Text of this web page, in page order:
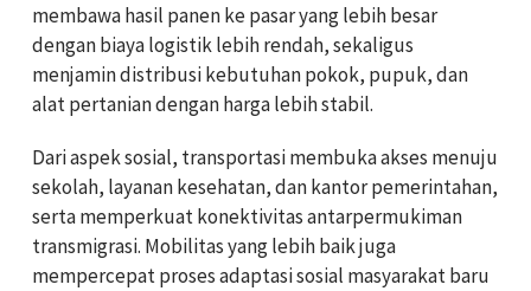
membawa hasil panen ke pasar yang lebih besar
dengan biaya logistik lebih rendah, sekaligus
menjamin distribusi kebutuhan pokok, pupuk, dan
alat pertanian dengan harga lebih stabil.
Dari aspek sosial, transportasi membuka akses menuju
sekolah, layanan kesehatan, dan kantor pemerintahan,
serta memperkuat konektivitas antarpermukiman
transmigrasi. Mobilitas yang lebih baik juga
mempercepat proses adaptasi sosial masyarakat baru